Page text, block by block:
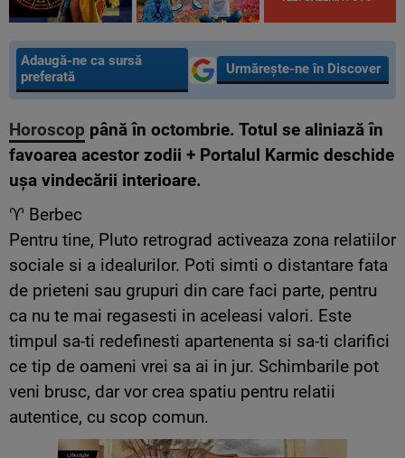
Adaugă-ne ca sursă
preferată
Urmărește-ne în Discover
Horoscop pânăîn octombrie. Totul se aliniazăîn
favoarea acestor zodii + Portalul Karmic deschide
ușa vindecării interioare.
♈ Berbec
Pentru tine, Pluto retrograd activeaza zona relatiilor
sociale si a idealurilor. Poti simti o distantare fata
de prieteni sau grupuri din care faci parte, pentru
ca nu te mai regasesti in aceleasi valori. Este
timpul sa-ti redefinesti apartenenta si sa-ti clarifici
ce tip de oameni vrei sa ai in jur. Schimbarile pot
veni brusc, dar vor crea spatiu pentru relatii
autentice, cu scop comun.